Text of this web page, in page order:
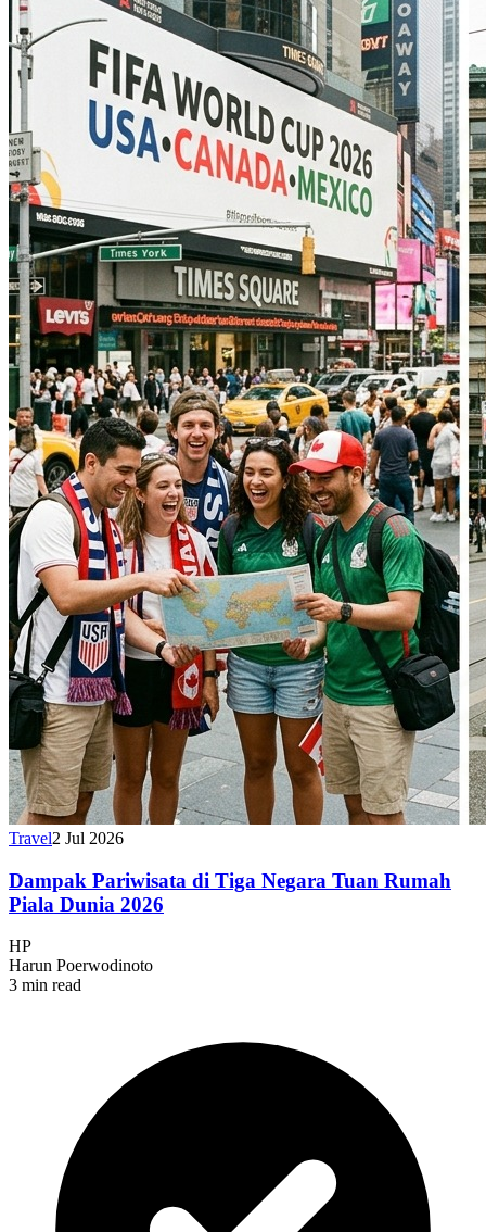
Travel2 Jul 2026
Dampak Pariwisata di Tiga Negara Tuan Rumah
Piala Dunia 2026
HP
Harun Poerwodinoto
3 min read